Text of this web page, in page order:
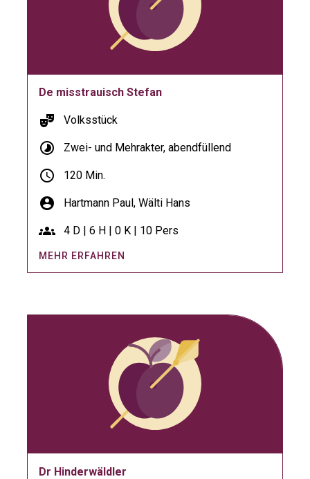
De misstrauisch Stefan
theater_comedy Volksstück
timelapse Zwei- und Mehrakter, abendfüllend
schedule 120 Min.
account_circle Hartmann Paul,Wälti Hans
groups 4 D | 6 H | 0 K | 10 Pers
MEHR ERFAHREN
Dr Hinderwäldler